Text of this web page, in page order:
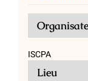
Lieu
ISCPA